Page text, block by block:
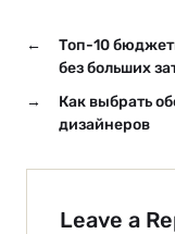
←
Топ-10
без больших
→
Как выбрать
дизайнеров
Leave a